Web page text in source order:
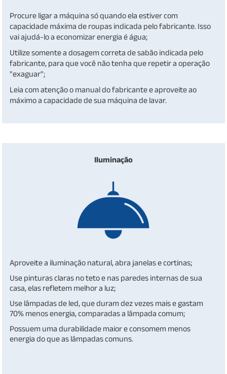
Procure ligar a máquina só quando ela estiver com
capacidade máxima de roupas indicada pelo fabricante. Isso
vai ajudá-lo a economizar energia é água;
Utilize somente a dosagem correta de sabão indicada pelo
fabricante, para que você não tenha que repetir a operação
"exaguar";
Leia com atenção o manual do fabricante e aproveite ao
máximo a capacidade de sua máquina de lavar.
Iluminação
Aproveite a iluminação natural, abra janelas e cortinas;
Use pinturas claras no teto e nas paredes internas de sua
casa, elas refletem melhor a luz;
Use lâmpadas de led, que duram dez vezes mais e gastam
70% menos energia, comparadas a lâmpada comum;
Possuem uma durabilidade maior e consomem menos
energia do que as lâmpadas comuns.